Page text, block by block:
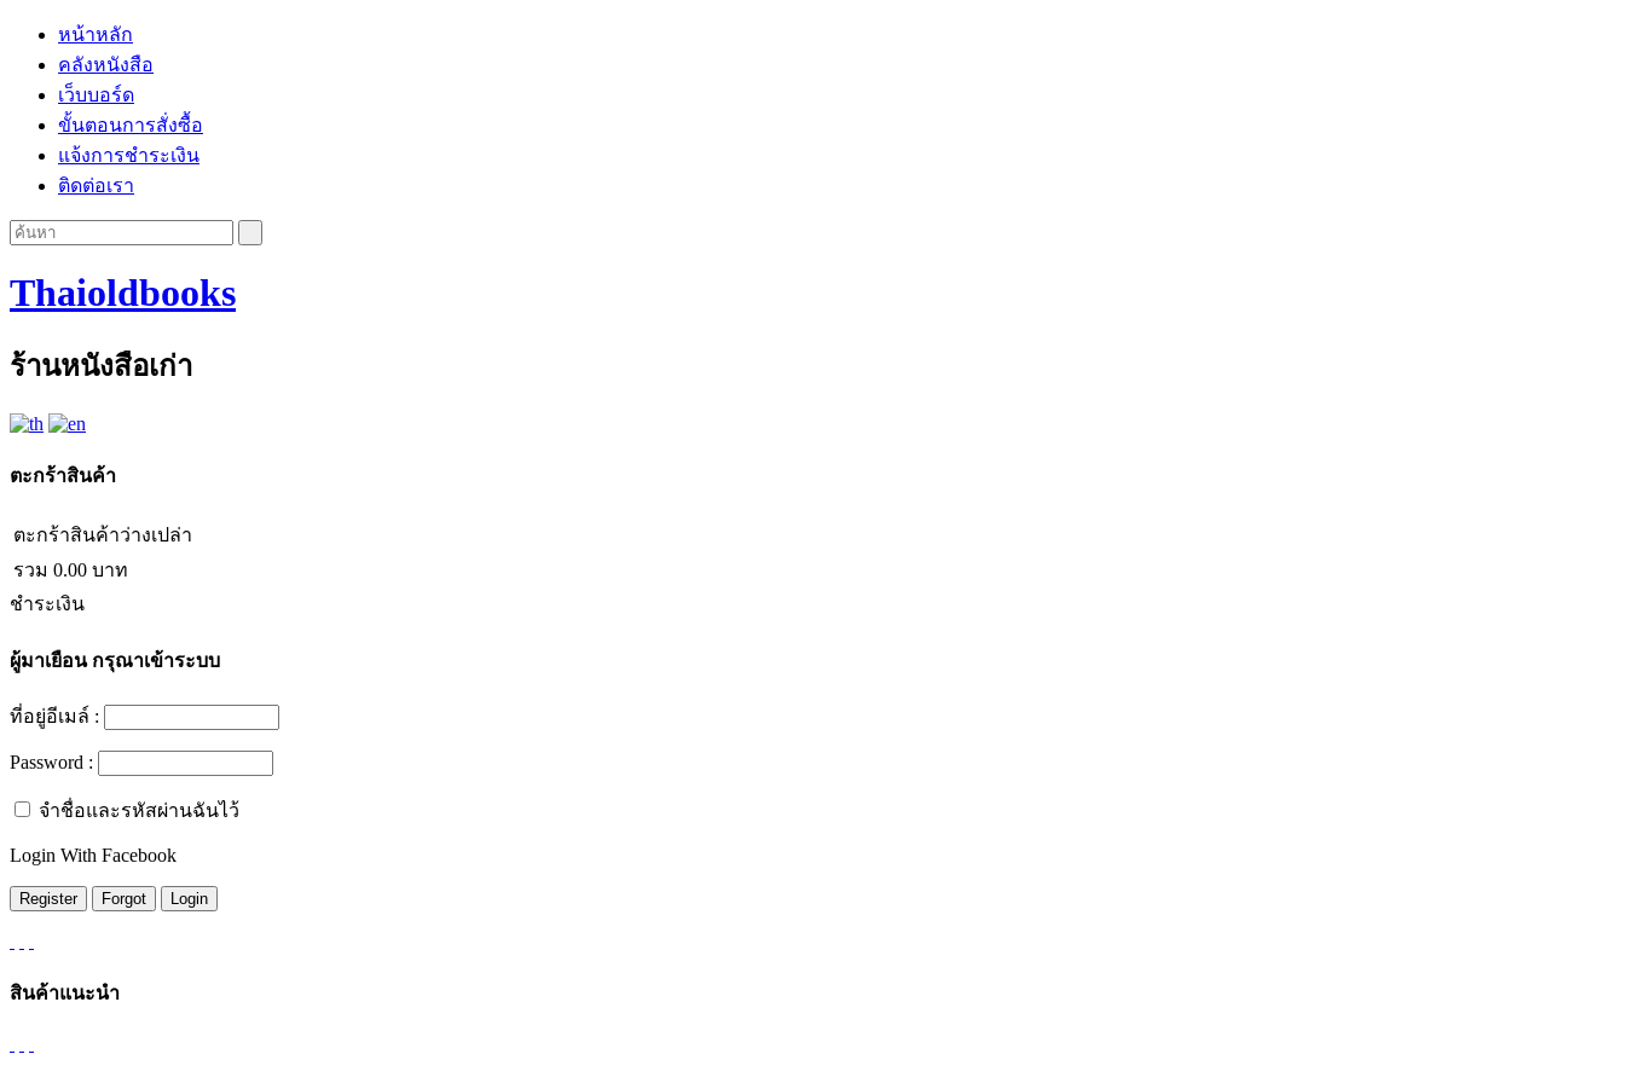
หน้าหลัก
คลังหนังสือ
เว็บบอร์ด
ขั้นตอนการสั่งซื้อ
แจ้งการชำระเงิน
ติดต่อเรา
Thaioldbooks
ร้านหนังสือเก่า
ตะกร้าสินค้า
ตะกร้าสินค้าว่างเปล่า
รวม 0.00 บาท
ชำระเงิน
ผู้มาเยือนกรุณาเข้าระบบ
ที่อยู่อีเมล์ :
Password :
จำชื่อและรหัสผ่านฉันไว้
Login With Facebook
สินค้าแนะนำ